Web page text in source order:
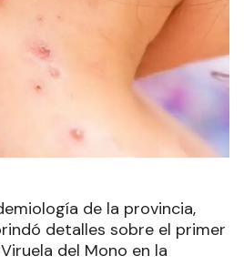
de la provincia,
detalles sobre el primer
del Mono en la